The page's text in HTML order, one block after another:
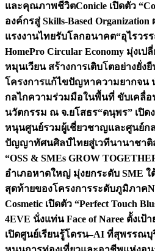
และคุณภาพชีวิตConicle เปิดตัว
องค์กรสู่ Skills-Based
แรงงานไทยรับโลกอนาคต“อุไรวร
HomePro Circular Economy มุ่งเ
หมุนเวียน สร้างการเติบโตอย่างยั่งยื
โครงการแก้ไขปัญหาความยากจน
กลไกความร่วมมือในพื้นที่ ขับเคลื่อ
นวัตกรรม ณ จ.ยโสธร“ดนุพร” เปิด
หนุนศูนย์รวมผู้เชี่ยวชาญและศูนย์ก
ปัญญาทัศนศิลป์ไทยสู่เวทีนานาชาติ
“OSS & SMEs GROW
อำเภอหาดใหญ่ มุ่งยกระดับ SME ใ
สุดท้ายของโครงการระดับภูมิภาค
Cosmetic เปิดตัว “Perfect Touch
4EVE นั่งแท่น Face of Naree ตั้งเป้
เปิดศูนย์เรียนรู้โดรน–AI ที่สุพรรณ